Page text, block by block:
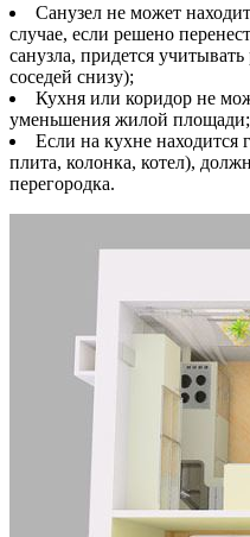
Санузел не может
случае, если решено
санузла, придется
соседей снизу);
Кухня или коридор не
уменьшения жилой площади;
Если на кухне находится
плита, колонка, котел),
перегородка.